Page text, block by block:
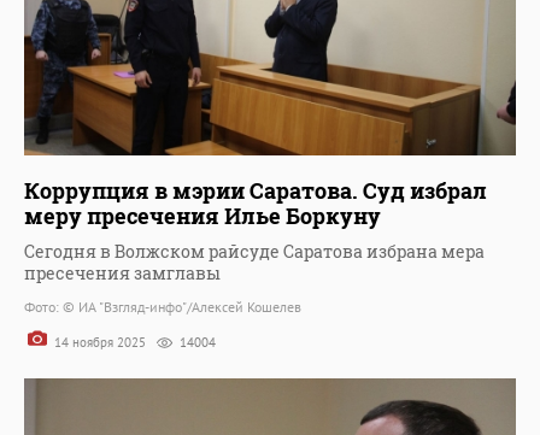
Коррупция в мэрии Саратова. Суд избрал
меру пресечения Илье Боркуну
Сегодня в Волжском райсуде Саратова избрана мера
пресечения замглавы
Фото: © ИА "Взгляд-инфо"/Алексей Кошелев
14 ноября 2025 14004